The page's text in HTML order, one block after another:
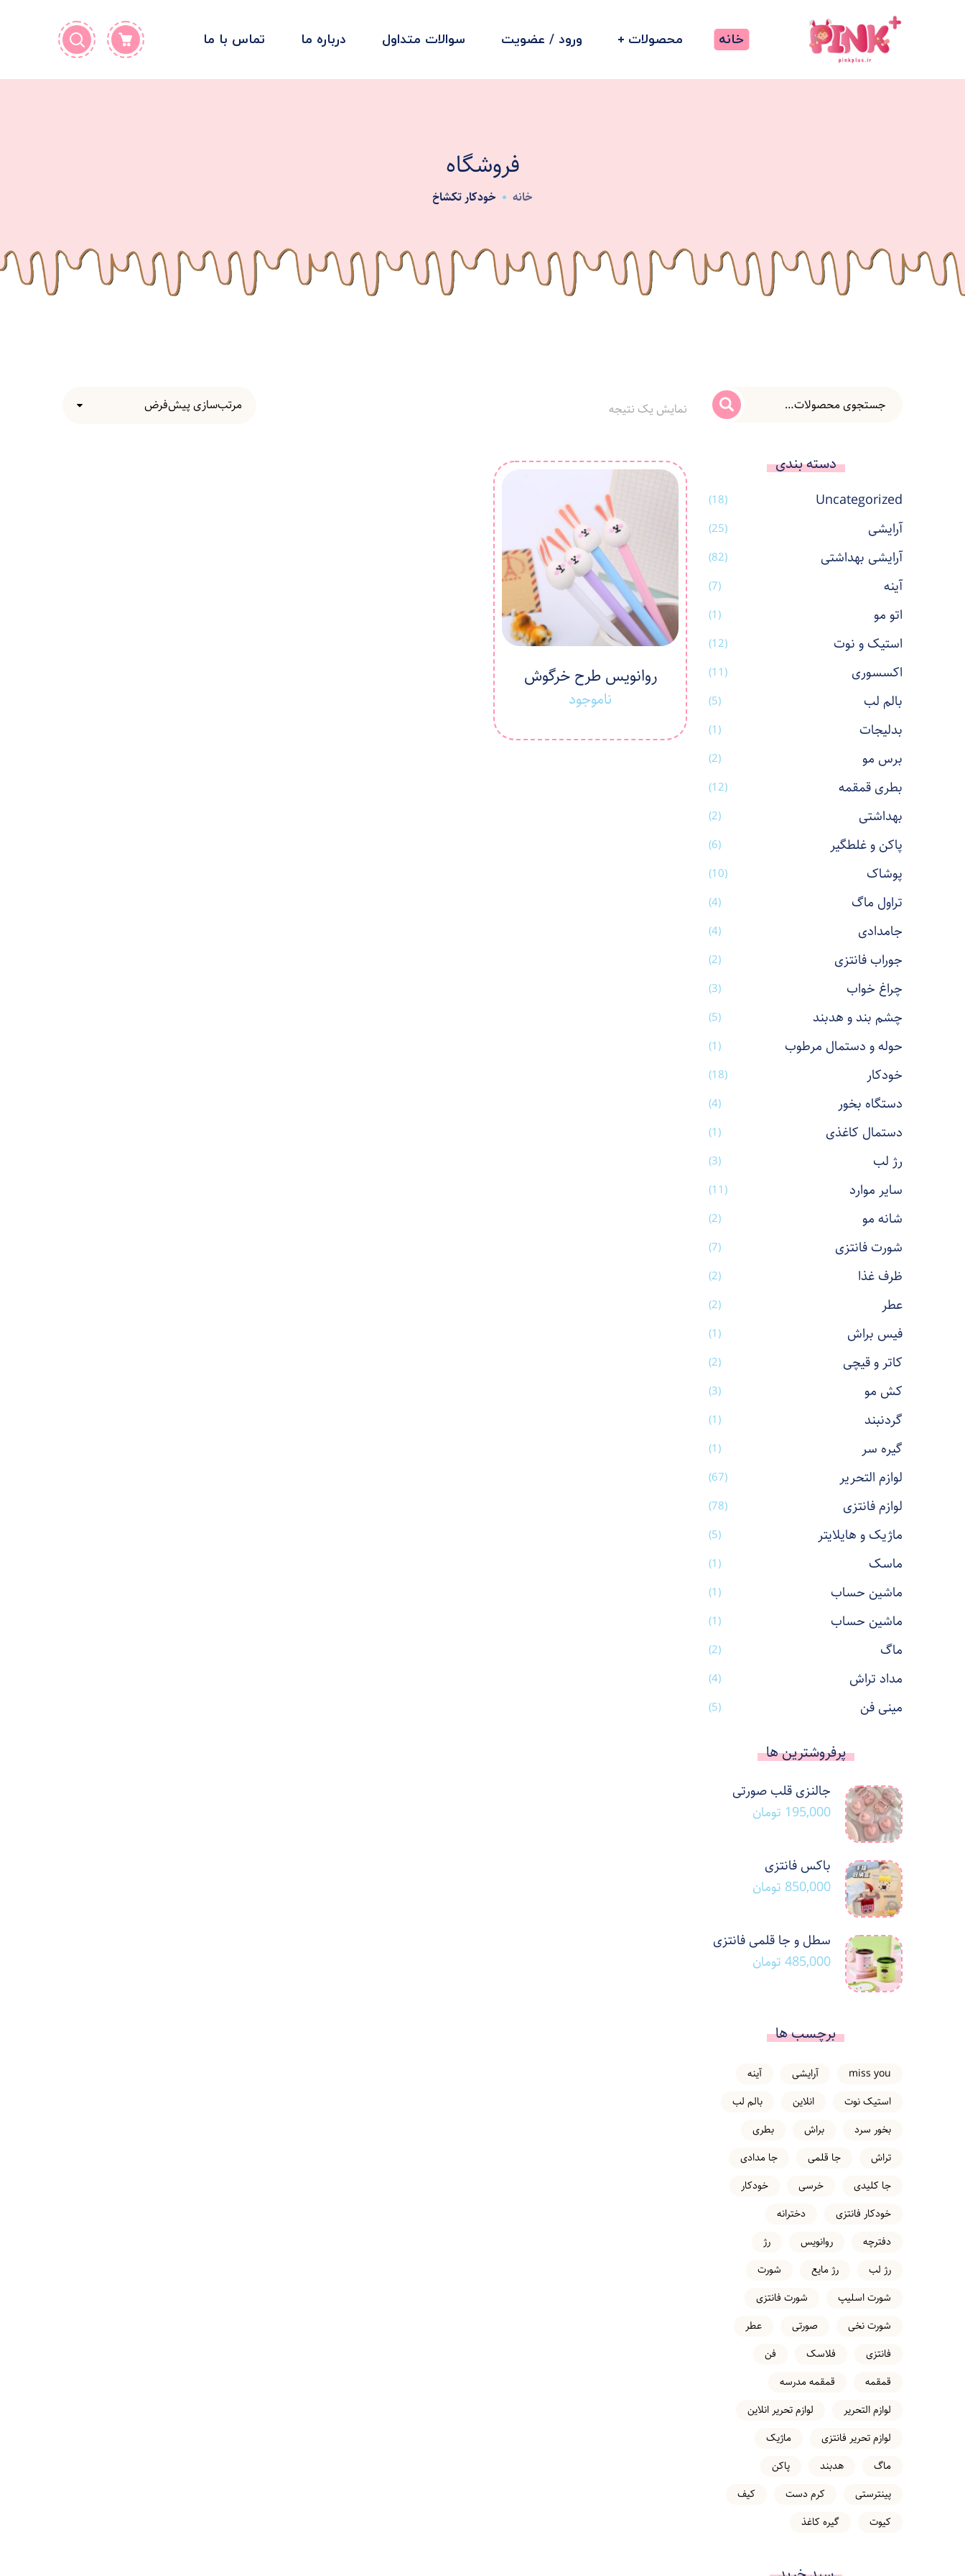
خانه محصولات ورود / عضویت سوالات متداول درباره ما تماس با ما
فروشگاه
خانه خودکار تکشاخ
نمایش یک نتیجه
روانویس طرح خرگوش
ناموجود
دسته بندی
Uncategorized
(18)
آرایشی (25)
آرایشی بهداشتی (82)
آینه (7)
اتو مو (1)
استیک و نوت (12)
اکسسوری (11)
بالم لب (5)
بدلیجات (1)
برس مو (2)
بطری قمقمه (12)
بهداشتی (2)
پاکن و غلطگیر (6)
پوشاک (10)
تراول ماگ (4)
جامدادی (4)
جوراب فانتزی (2)
چراغ خواب (3)
چشم بند و هدبند (5)
حوله و دستمال مرطوب (1)
خودکار (18)
دستگاه بخور (4)
دستمال کاغذی (1)
رژ لب (3)
سایر موارد (11)
شانه مو (2)
شورت فانتزی (7)
ظرف غذا (2)
عطر (2)
فیس براش (1)
کاتر و قیچی (2)
کش مو (3)
گردنبند (1)
گیره سر (1)
لوازم التحریر (67)
لوازم فانتزی (78)
ماژیک و هایلایتر (5)
ماسک (1)
ماشین حساب (1)
ماشین حساب (1)
ماگ (2)
مداد تراش (4)
مینی فن (5)
پرفروشترین ها
جالنزی قلب صورتی
195,000 تومان
باکس فانتزی
850,000 تومان
سطل و جا قلمی فانتزی
485,000 تومان
برچسب ها
miss you آرایشی
آینه
استیک نوت
انلاین
بالم لب
بخور سرد
براش
بطری
تراش
جا قلمی
جا مدادی
جا کلیدی
خرسی
خودکار
خودکار فانتزی
دخترانه
دفترچه
روانویس
رژ
رژ لب
رژ مایع
شورت
شورت اسلیپ
شورت فانتزی
شورت نخی
صورتی
عطر
فانتزی
فلاسک
فن
قمقمه
قمقمه مدرسه
لوازم التحریر
لوازم تحریر انلاین
لوازم تحریر فانتزی
ماژیک
ماگ
هدبند
پاکن
پینترستی
کرم دست
کیف
کیوت
گیره کاغذ